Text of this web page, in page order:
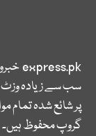
express.pk
سب سے زیادہ
پر شائع شدہ تمام
گروپ محفوظ ہیں۔